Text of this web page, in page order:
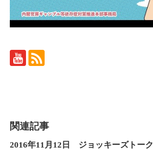
関連記事
2016年11月12日 ジョッキーズトーク